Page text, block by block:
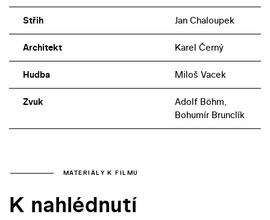
Střih Jan Chaloupek
Architekt Karel Černý
Hudba Miloš Vacek
Zvuk
Adolf Böhm,
Bohumír Brunclík
MATERIÁLY K FILMU
K nahlédnutí